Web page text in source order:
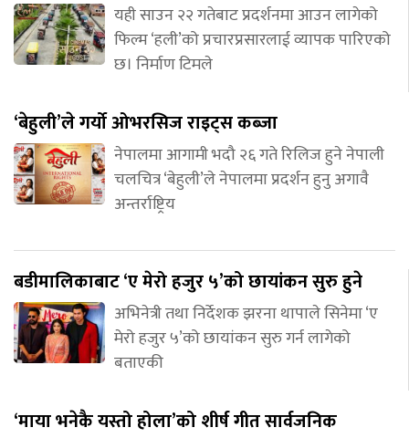
यही साउन २२ गतेबाट प्रदर्शनमा आउन लागेको
फिल्म ‘हली’को प्रचारप्रसारलाई व्यापक पारिएको
छ। निर्माण टिमले
‘बेहुली’ले गर्यो ओभरसिज राइट्स कब्जा
नेपालमा आगामी भदौ २६ गते रिलिज हुने नेपाली
चलचित्र ‘बेहुली’ले नेपालमा प्रदर्शन हुनु अगावै
अन्तर्राष्ट्रिय
बडीमालिकाबाट ‘ए मेरो हजुर ५’को छायांकन सुरु हुने
अभिनेत्री तथा निर्देशक झरना थापाले सिनेमा ‘ए
मेरो हजुर ५’को छायांकन सुरु गर्न लागेको
बताएकी
‘माया भनेकै यस्तो होला’को शीर्ष गीत सार्वजनिक